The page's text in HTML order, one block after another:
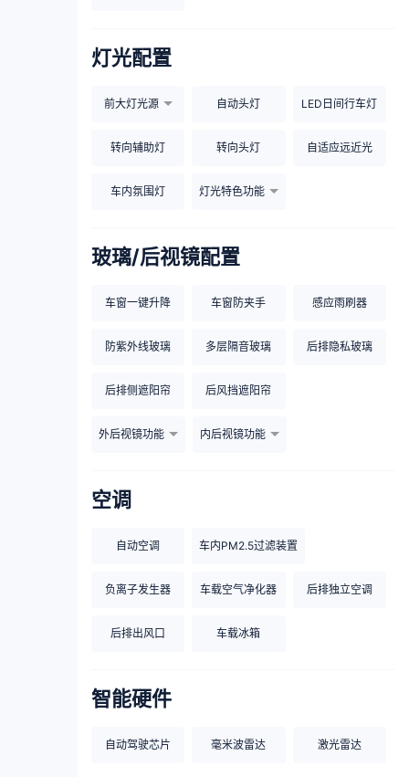
灯光配置
前大灯光源 自动头灯 LED日间行车灯
转向辅助灯 转向头灯 自适应远近光
车内氛围灯 灯光特色功能
玻璃/后视镜配置
车窗一键升降 车窗防夹手 感应雨刷器
防紫外线玻璃 多层隔音玻璃 后排隐私玻璃
后排侧遮阳帘 后风挡遮阳帘
外后视镜功能 内后视镜功能
空调
自动空调 车内PM2.5过滤装置
负离子发生器 车载空气净化器 后排独立空调
后排出风口 车载冰箱
智能硬件
自动驾驶芯片 毫米波雷达 激光雷达